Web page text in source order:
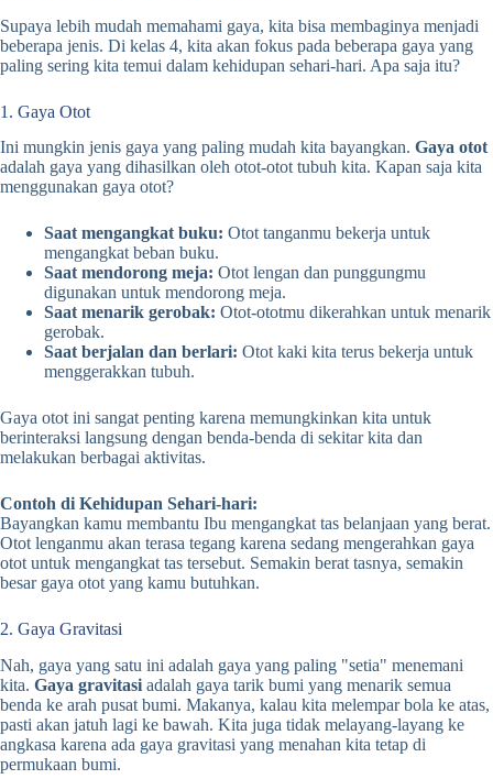
Supaya lebih mudah memahami gaya, kita bisa membaginya menjadi
beberapa jenis. Di kelas 4, kita akan fokus pada beberapa gaya yang
paling sering kita temui dalam kehidupan sehari-hari. Apa saja itu?
1. Gaya Otot
Ini mungkin jenis gaya yang paling mudah kita bayangkan. Gaya otot
adalah gaya yang dihasilkan oleh otot-otot tubuh kita. Kapan saja kita
menggunakan gaya otot?
Saat mengangkat buku: Otot tanganmu bekerja untuk
mengangkat beban buku.
Saat mendorong meja: Otot lengan dan punggungmu
digunakan untuk mendorong meja.
Saat menarik gerobak: Otot-ototmu dikerahkan untuk menarik
gerobak.
Saat berjalan dan berlari: Otot kaki kita terus bekerja untuk
menggerakkan tubuh.
Gaya otot ini sangat penting karena memungkinkan kita untuk
berinteraksi langsung dengan benda-benda di sekitar kita dan
melakukan berbagai aktivitas.
Contoh di Kehidupan Sehari-hari:
Bayangkan kamu membantu Ibu mengangkat tas belanjaan yang berat.
Otot lenganmu akan terasa tegang karena sedang mengerahkan gaya
otot untuk mengangkat tas tersebut. Semakin berat tasnya, semakin
besar gaya otot yang kamu butuhkan.
2. Gaya Gravitasi
Nah, gaya yang satu ini adalah gaya yang paling "setia" menemani
kita. Gaya gravitasi adalah gaya tarik bumi yang menarik semua
benda ke arah pusat bumi. Makanya, kalau kita melempar bola ke atas,
pasti akan jatuh lagi ke bawah. Kita juga tidak melayang-layang ke
angkasa karena ada gaya gravitasi yang menahan kita tetap di
permukaan bumi.